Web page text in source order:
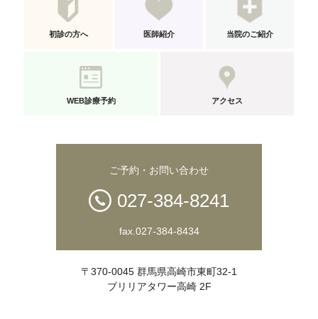
初診の方へ 医師紹介 当院のご紹介
WEB診療予約 アクセス
ご予約・お問い合わせ
027-384-8241
fax.027-384-8434
〒370-0045 群馬県高崎市東町32-1
ブリリアタワー高崎 2F